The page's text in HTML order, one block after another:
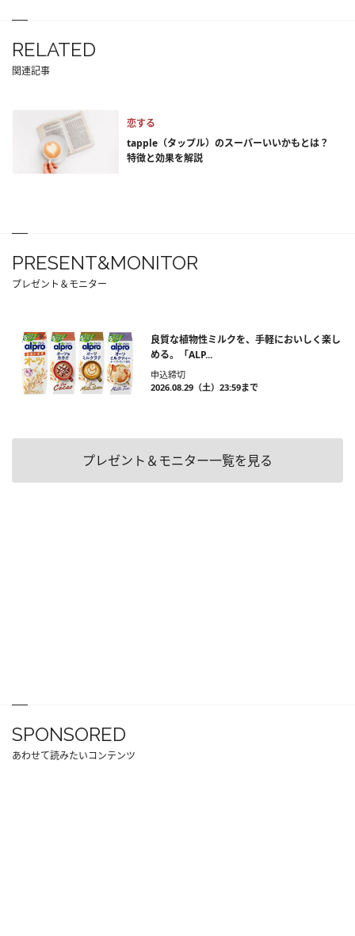
RELATED
関連記事
恋する
tapple（タップル）のスーパーいいかもとは？
特徴と効果を解説
PRESENT&MONITOR
プレゼント＆モニター
良質な植物性ミルクを、手軽においしく楽し
める。「ALP...
申込締切
2026.08.29（土）23:59まで
プレゼント＆モニター一覧を見る
SPONSORED
あわせて読みたいコンテンツ